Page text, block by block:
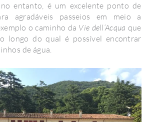
entanto, é um excelente ponto de
agradáveis ​​passeios em meio a
o caminho da Vie dell’Acqua que
longo do qual é possível encontrar
de água.